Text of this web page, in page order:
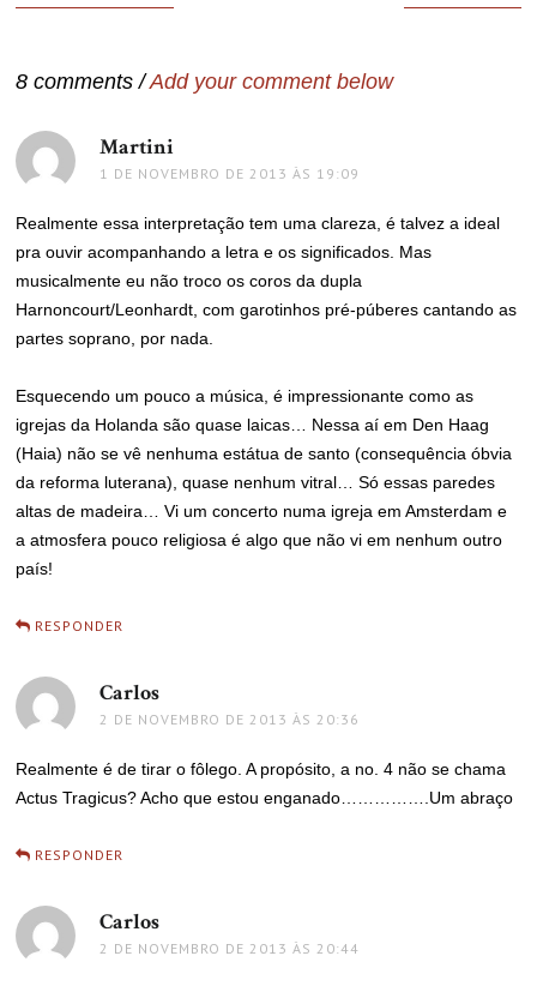
de
8 comments /Add your comment below
Martini
1 DE NOVEMBRO DE 2013 ÀS 19:09
Realmente essa interpretação tem uma clareza, é talvez a ideal
pra ouvir acompanhando a letra e os significados. Mas
musicalmente eu não troco os coros da dupla
Harnoncourt/Leonhardt, com garotinhos pré-púberes cantando as
partes soprano, por nada.
Esquecendo um pouco a música, é impressionante como as
igrejas da Holanda são quase laicas… Nessa aí em Den Haag
(Haia) não se vê nenhuma estátua de santo (consequência óbvia
da reforma luterana), quase nenhum vitral… Só essas paredes
altas de madeira… Vi um concerto numa igreja em Amsterdam e
a atmosfera pouco religiosa é algo que não vi em nenhum outro
país!
RESPONDER
Carlos
2 DE NOVEMBRO DE 2013 ÀS 20:36
Realmente é de tirar o fôlego. A propósito, a no. 4 não se chama
Actus Tragicus? Acho que estou enganado…………….Um abraço
RESPONDER
Carlos
2 DE NOVEMBRO DE 2013 ÀS 20:44